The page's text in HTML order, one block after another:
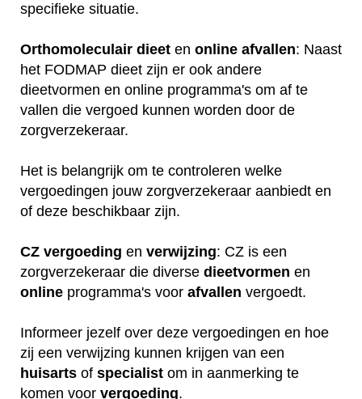
specifieke situatie.
Orthomoleculair dieet en online afvallen: Naast
het FODMAP dieet zijn er ook andere
dieetvormen en online programma's om af te
vallen die vergoed kunnen worden door de
zorgverzekeraar.
Het is belangrijk om te controleren welke
vergoedingen jouw zorgverzekeraar aanbiedt en
of deze beschikbaar zijn.
CZ vergoeding en verwijzing: CZ is een
zorgverzekeraar die diverse dieetvormen en
online programma's voor afvallen vergoedt.
Informeer jezelf over deze vergoedingen en hoe
zij een verwijzing kunnen krijgen van een
huisarts of specialist om in aanmerking te
komen voor vergoeding.